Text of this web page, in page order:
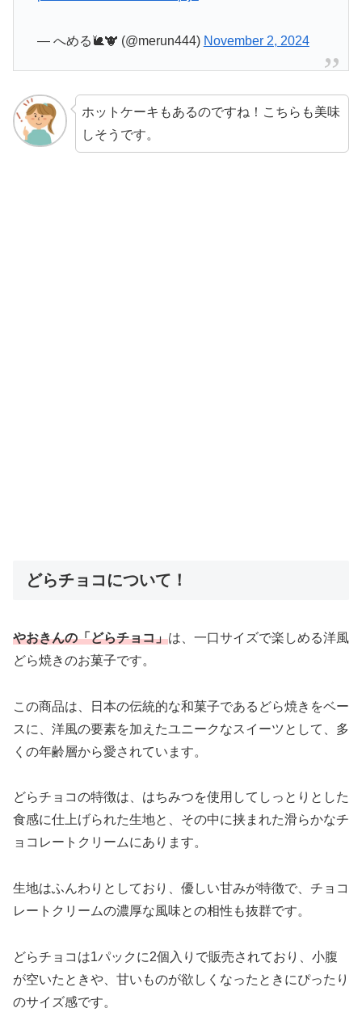
— へめる🐌🐮 (@merun444) November 2, 2024
ホットケーキもあるのですね！こちらも美味
しそうです。
どらチョコについて！
やおきんの「どらチョコ」は、一口サイズで楽しめる洋風
どら焼きのお菓子です。
この商品は、日本の伝統的な和菓子であるどら焼きをベー
スに、洋風の要素を加えたユニークなスイーツとして、多
くの年齢層から愛されています。
どらチョコの特徴は、はちみつを使用してしっとりとした
食感に仕上げられた生地と、その中に挟まれた滑らかなチ
ョコレートクリームにあります。
生地はふんわりとしており、優しい甘みが特徴で、チョコ
レートクリームの濃厚な風味との相性も抜群です。
どらチョコは1パックに2個入りで販売されており、小腹
が空いたときや、甘いものが欲しくなったときにぴったり
のサイズ感です。